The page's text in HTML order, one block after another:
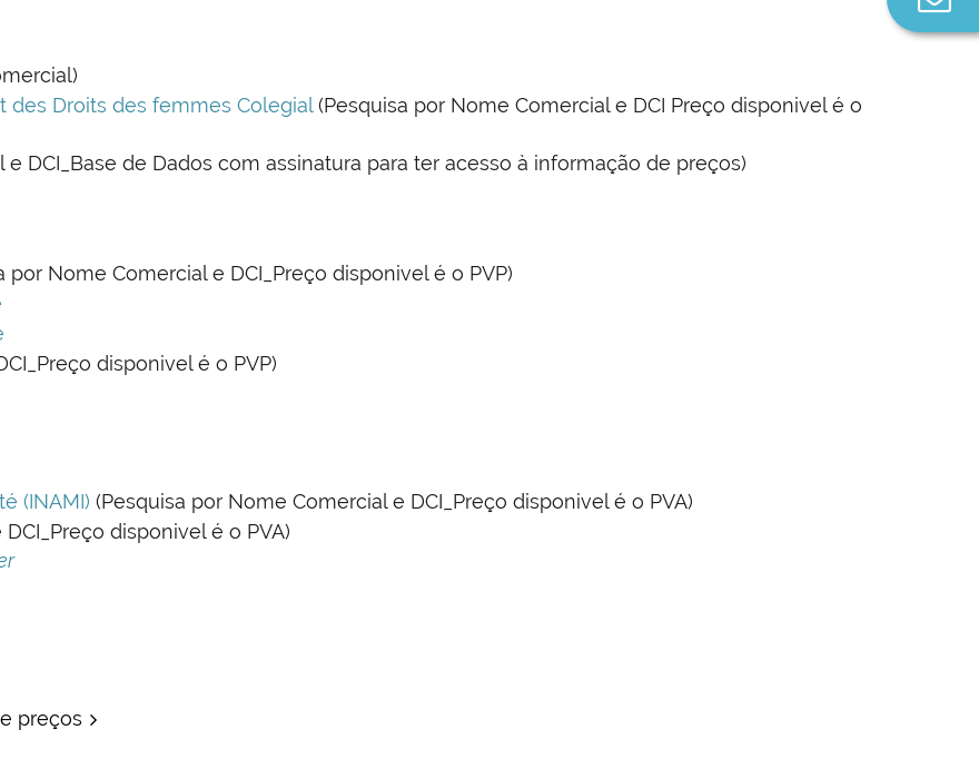
des Droits des femmes Colegial(Pesquisa por Nome Comercial e DCI Preço disponivel é o
DCI_Base de Dados com assinatura para ter acesso à informação de preços)
por Nome Comercial e DCI_Preço disponivel é o PVP)
disponivel é o PVP)
(INAMI) (Pesquisa por Nome Comercial e DCI_Preço disponivel é o PVA)
disponivel é o PVA)
preços